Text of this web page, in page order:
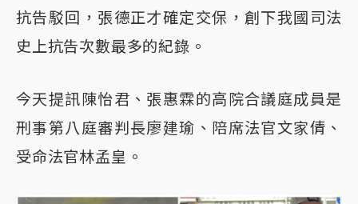
抗告駁回，張德正才確定交保，創下我國司法
史上抗告次數最多的紀錄。
今天提訊陳怡君、張惠霖的高院合議庭成員是
刑事第八庭審判長廖建瑜、陪席法官文家倩、
受命法官林孟皇。